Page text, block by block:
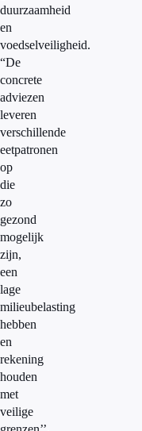
duurzaamheid
en
voedselveiligheid.
“De
concrete
adviezen
leveren
verschillende
eetpatronen
op
die
zo
gezond
mogelijk
zijn,
een
lage
milieubelasting
hebben
en
rekening
houden
met
veilige